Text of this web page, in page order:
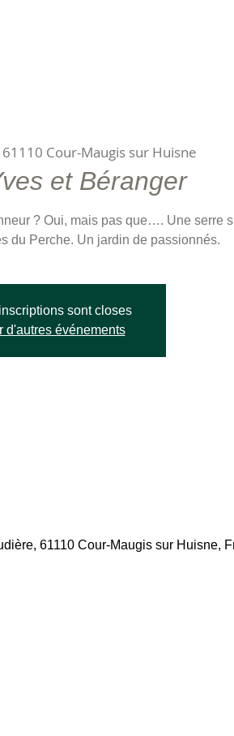
61110 Cour-Maugis sur Huisne
et Béranger
? Oui, mais pas que…. Une serre
du Perche. Un jardin de passionnés.
sont closes
d'autres événements
61110 Cour-Maugis sur Huisne,